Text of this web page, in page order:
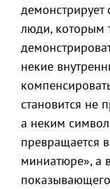
демонстрирует
люди, которым
некие
становится не
а неким
превращается
миниатюре», а